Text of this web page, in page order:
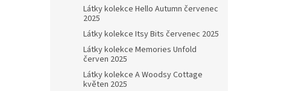
Látky kolekce Hello Autumn červenec
2025
Látky kolekce Itsy Bits červenec 2025
Látky kolekce Memories Unfold
červen 2025
Látky kolekce A Woodsy Cottage
květen 2025